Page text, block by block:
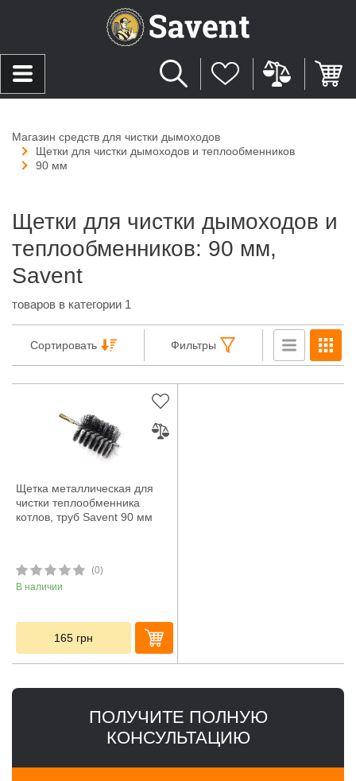
Магазин средств для чистки дымоходов
Щетки для чистки дымоходов и теплообменников
90 мм
Щетки для чистки дымоходов и
теплообменников: 90 мм,
Savent
товаров в категории 1
Сортировать Фильтры
Щетка металлическая для
чистки теплообменника
котлов, труб Savent 90 мм
(0)
В наличии
165 грн
ПОЛУЧИТЕ ПОЛНУЮ
КОНСУЛЬТАЦИЮ